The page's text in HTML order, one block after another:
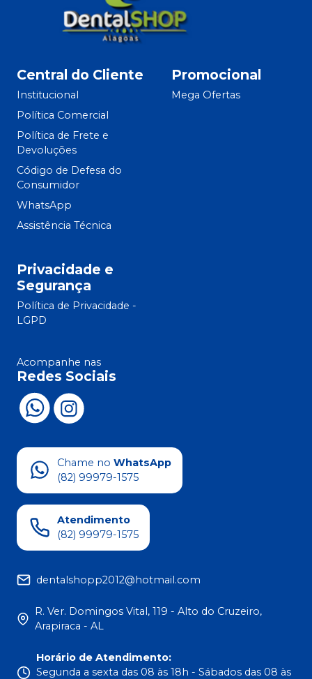
Central do Cliente
Institucional
Política Comercial
Política de Frete e
Devoluções
Código de Defesa do
Consumidor
WhatsApp
Assistência Técnica
Promocional
Mega Ofertas
Privacidade e
Segurança
Política de Privacidade -
LGPD
Acompanhe nas
Redes Sociais
Chame no WhatsApp
(82) 99979-1575
Atendimento
(82) 99979-1575
dentalshopp2012@hotmail.com
R. Ver. Domingos Vital, 119 - Alto do Cruzeiro,
Arapiraca - AL
Horário de Atendimento:
Segunda a sexta das 08 às 18h - Sábados das 08 às